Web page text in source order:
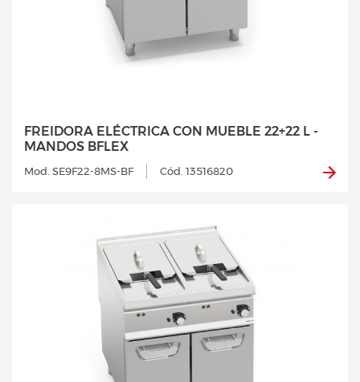
FREIDORA ELÉCTRICA CON MUEBLE 22+22 L -
MANDOS BFLEX
Mod. SE9F22-8MS-BF Cód. 13516820